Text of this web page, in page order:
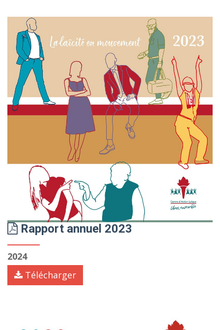
Rapport annuel 2023
2024
Télécharger